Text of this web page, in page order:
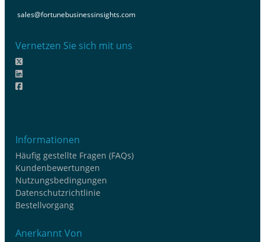
sales@fortunebusinessinsights.com
Vernetzen Sie sich mit uns
Informationen
Häufig gestellte Fragen (FAQs)
Kundenbewertungen
Nutzungsbedingungen
Datenschutzrichtlinie
Bestellvorgang
Anerkannt Von